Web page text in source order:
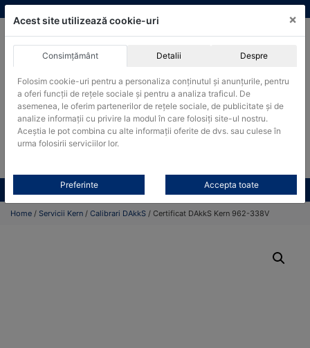
Skip
to
ACHIZITII PUBLICE
Produsele pot fi achizitionate si in sistemul SEAP / SICAP
Products
search
CAUTARE
Toate produsele CONTACT
Home / Servicii Kern / Calibrari DAkkS / Certificat DAkkS Kern 962-338V
Acest site utilizează cookie-uri ×
Consimțământ Detalii Despre
Folosim cookie-uri pentru a personaliza conținutul și anunțurile, pentru
a oferi funcții de rețele sociale și pentru a analiza traficul. De
asemenea, le oferim partenerilor de rețele sociale, de publicitate și de
analize informații cu privire la modul în care folosiți site-ul nostru.
Aceștia le pot combina cu alte informații oferite de dvs. sau culese în
urma folosirii serviciilor lor.
Preferinte Accepta toate